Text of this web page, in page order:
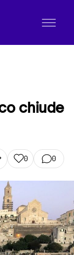
chiude
0 0